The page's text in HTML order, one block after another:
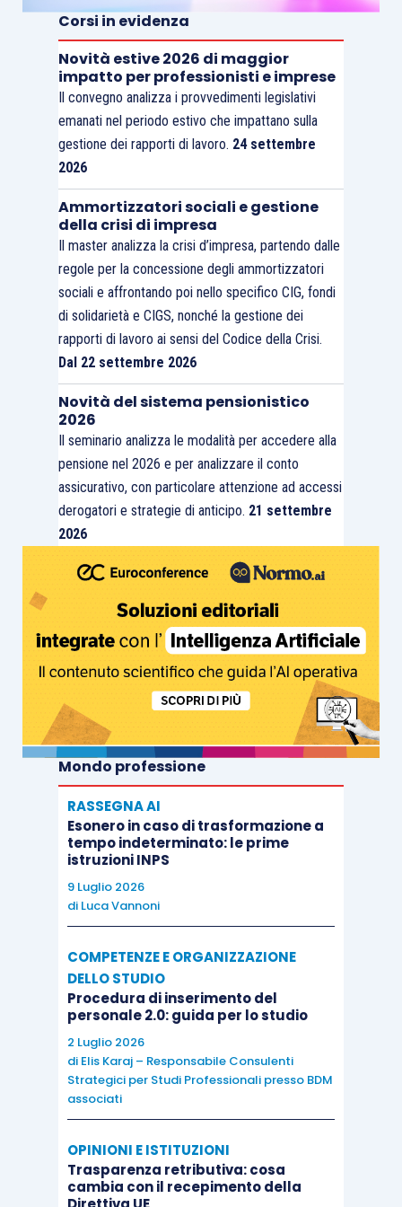
testo del nuovo accordo risultano piuttosto
dettagliate. È presente, infatti, un c.d. allegato
tecnico, che consente un’agevole identificazione
del giusto livello da applicare, anche in relazione
al grado di autonomia assegnato.
previsto dalle parti in sede di accordo. Questo
strumento, da utilizzare in interazione con le
esemplificazioni delle figure professionali e con
le declaratorie, risulta utile, se non
indispensabile, ai fini di una corretta applicazione
del nuovo sistema.
Nel dettaglio, il glossario esplicita (con
esemplificazioni) i significati di:
autonomia-responsabilità
gerarchico/funzionale;
competenze trasversali e partecipazione
al miglioramento (novità introdotta dal
nuovo accordo);
polivalenza (novità introdotta dal nuovo
polifunzionalità (novità introdotta dal
nuovo accordo);
miglioramento continuo e innovazione
(novità introdotta dal nuovo accordo);
concetti essenziali per individuare il ruolo del
lavoratore nel contesto organizzativo.
Per un quadro completo, inoltre, si debbono
“ai fini della classificazione nelle categorie
legali di operaio ed impiegato, si considera
la prevalenza di attività manuale o operativa
nell’esercizio del ruolo, indipendentemente
dal livello di inquadramento”;
“per lavoratori direttivi si intendono i
di autonomia tecnica organizzativa in
funzione del relativo livello di
Corsi in evidenza
Novità estive 2026 di maggior
impatto per professionisti e imprese
Il convegno analizza i provvedimenti legislativi
emanati nel periodo estivo che impattano sulla
gestione dei rapporti di lavoro. 24 settembre
2026
Ammortizzatori sociali e gestione
della crisi di impresa
Il master analizza la crisi d’impresa, partendo dalle
regole per la concessione degli ammortizzatori
sociali e affrontando poi nello specifico CIG, fondi
di solidarietà e CIGS, nonché la gestione dei
rapporti di lavoro ai sensi del Codice della Crisi.
Dal 22 settembre 2026
Novità del sistema pensionistico
2026
Il seminario analizza le modalità per accedere alla
pensione nel 2026 e per analizzare il conto
assicurativo, con particolare attenzione ad accessi
derogatori e strategie di anticipo. 21 settembre
2026
Mondo professione
RASSEGNA AI
Esonero in caso di trasformazione a
tempo indeterminato: le prime
istruzioni INPS
9 Luglio 2026
di Luca Vannoni
COMPETENZE E ORGANIZZAZIONE
DELLO STUDIO
Procedura di inserimento del
personale 2.0: guida per lo studio
2 Luglio 2026
di Elis Karaj – Responsabile Consulenti
Strategici per Studi Professionali presso BDM
associati
OPINIONI E ISTITUZIONI
Trasparenza retributiva: cosa
cambia con il recepimento della